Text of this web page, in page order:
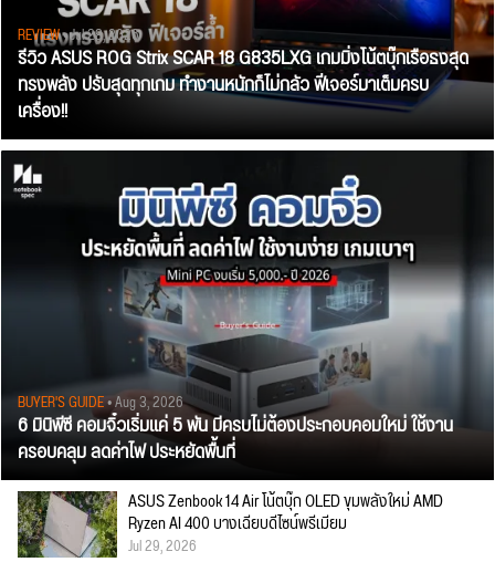
REVIEW• Jul 28, 2026
รีวิว ASUS ROG Strix SCAR 18 G835LXG เกมมิ่งโน้ตบุ๊กเรือธงสุด
ทรงพลัง ปรับสุดทุกเกม ทำงานหนักก็ไม่กลัว ฟีเจอร์มาเต็มครบ
เครื่อง!!
BUYER'S GUIDE• Aug 3, 2026
6 มินิพีซี คอมจิ๋วเริ่มแค่ 5 พัน มีครบไม่ต้องประกอบคอมใหม่ ใช้งาน
ครอบคลุม ลดค่าไฟ ประหยัดพื้นที่
ASUS Zenbook 14 Air โน้ตบุ๊ก OLED ขุมพลังใหม่ AMD
Ryzen AI 400 บางเฉียบดีไซน์พรีเมียม
Jul 29, 2026